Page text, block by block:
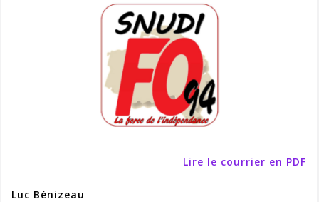
Lire le courrier en PDF
Luc Bénizeau